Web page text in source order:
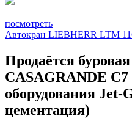
посмотреть
Автокран LIEBHERR LTM
Продаётся
CASAGRANDE
оборудования Jet-
цементация)